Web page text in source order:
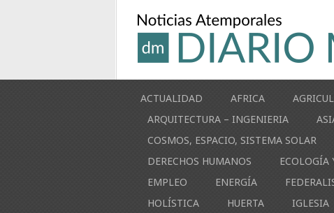
ACTUALIDAD AFRICA
ARQUITECTURA – INGENIERIA
COSMOS, ESPACIO, SISTEMA SOLAR
DERECHOS HUMANOS
EMPLEO
ENERGÍA
HOLÍSTICA
HUERTA IGLESIA